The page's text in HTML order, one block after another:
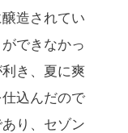
造されてい
できなかっ
き、夏に爽
込んだので
り、セゾン